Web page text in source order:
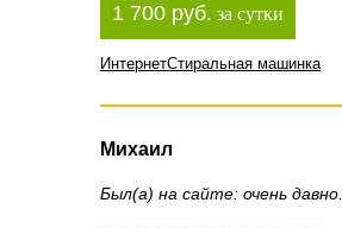
1 700 руб. за сутки
ИнтернетСтиральная машинка
Михаил
Был(а) на сайте: очень давно.